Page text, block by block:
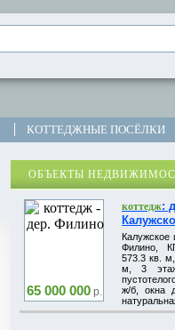
КОТТЕДЖНЫЕ ПОСЁЛКИ
ОБЪЕКТЫ
65 000 000р.
коттедж:
Филино,
573.3 кв.
м, 3
ж/б, окна